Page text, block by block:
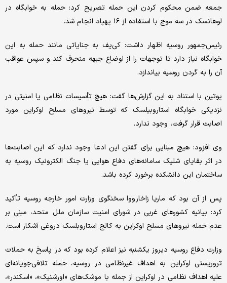
جمعه ضمن محکوم کردن این حمله تصریح کرد: حمله به خوابگاه در
لوهانسک در سه موج با استفاده از ۱۶ پهپاد انجام شد.
رئیس‌جمهور روسیه اظهار داشت:‌ کی‌یف به جنایاتی مانند حمله به این
خوابگاه نیاز دارد تا توجهات را از اوضاع جبهه منحرف کند و سپس عواقب
آن را به گردن روسیه بیاندازد.
پوتین با استناد به این گزارش‌ها گفت: هیچ تأسیسات نظامی یا امنیتی در
نزدیکی خوابگاه استاروبیلسک که توسط نیروهای مسلح اوکراین مورد
اصابت قرار گرفت، وجود ندارد.
وی افزود: هیچ مبنایی برای گفتن این ادعا وجود ندارد که این اصابت‌ها
در اثر بقایای شلیک سامانه‌های دفاع هوایی یا جنگ الکترونیک روسیه به
ساختمان این دانشکده برخورد کرده باشد.
پس از آن بود که ماریا زاخارووا سخنگوی وزارت امور خارجه روسیه تأکید
کرد: بیانیه کشورهای غربی در شورای امنیت سازمان ملل متحد، مبنی بر
عدم حمله نیروهای مسلح اوکراین به کالج استاروبلسک دروغی آشکار است.
وزارت دفاع روسیه دیروز یکشنبه نیز اعلام کرده بود که در پاسخ به حملات
تروریستی اوکراین به اهداف غیرنظامی در روسیه، حمله تلافی‌جویانه‌ای
علیه اهداف نظامی در اوکراین از جمله با موشک‌های «اورشنیک»، «اسکندر»،